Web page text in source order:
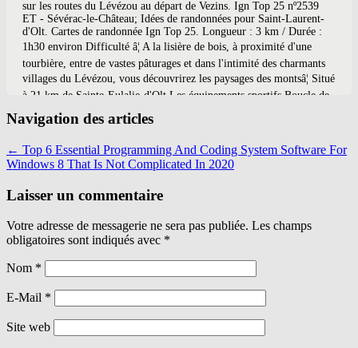
Navigation des articles
← Top 6 Essential Programming And Coding System Software For
Windows 8 That Is Not Complicated In 2020
Laisser un commentaire
Votre adresse de messagerie ne sera pas publiée. Les champs
obligatoires sont indiqués avec *
Nom *
E-Mail *
Site web